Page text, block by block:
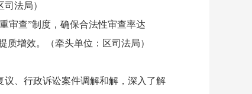
法局）
查”制度，确保合法性审查率达
增效。（牵头单位：区司法局）
、行政诉讼案件调解和解，深入了解